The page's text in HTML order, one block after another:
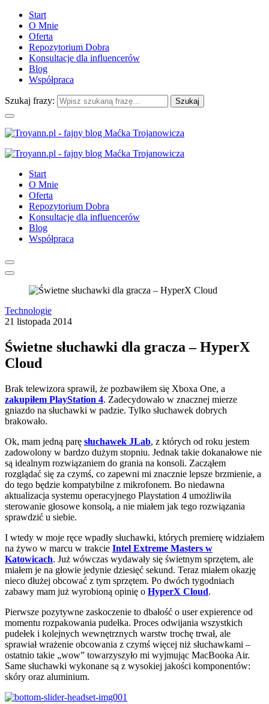
Start
O Mnie
Oferta
Repozytorium Dobra
Konsultacje dla influencerów
Blog
Współpraca
Szukaj frazy:
Start
O Mnie
Oferta
Repozytorium Dobra
Konsultacje dla influencerów
Blog
Współpraca
Technologie
21 listopada 2014
Świetne słuchawki dla gracza – HyperX
Cloud
Brak telewizora sprawił, że pozbawiłem się Xboxa One, a
zakupiłem PlayStation 4. Zadecydowało w znacznej mierze
gniazdo na słuchawki w padzie. Tylko słuchawek dobrych
brakowało.
Ok, mam jedną parę słuchawek JLab, z których od roku jestem
zadowolony w bardzo dużym stopniu. Jednak takie dokanałowe nie
są idealnym rozwiązaniem do grania na konsoli. Zacząłem
rozglądać się za czymś, co zapewni mi znacznie lepsze brzmienie, a
do tego będzie kompatybilne z mikrofonem. Bo niedawna
aktualizacja systemu operacyjnego Playstation 4 umożliwiła
sterowanie głosowe konsolą, a nie miałem jak tego rozwiązania
sprawdzić u siebie.
I wtedy w moje ręce wpadły słuchawki, których premierę widziałem
na żywo w marcu w trakcie Intel Extreme Masters w
Katowicach. Już wówczas wydawały się świetnym sprzętem, ale
miałem je na głowie jedynie dziesięć sekund. Teraz miałem okazję
nieco dłużej obcować z tym sprzętem. Po dwóch tygodniach
zabawy mam już wyrobioną opinię o HyperX Cloud.
Pierwsze pozytywne zaskoczenie to dbałość o user expierence od
momentu rozpakowania pudełka. Proces odwijania wszystkich
pudełek i kolejnych wewnętrznych warstw trochę trwał, ale
sprawiał wrażenie obcowania z czymś więcej niż słuchawkami –
ostatnio takie „wow” towarzyszyło mi wyjmując MacBooka Air.
Same słuchawki wykonane są z wysokiej jakości komponentów:
skóry oraz aluminium.